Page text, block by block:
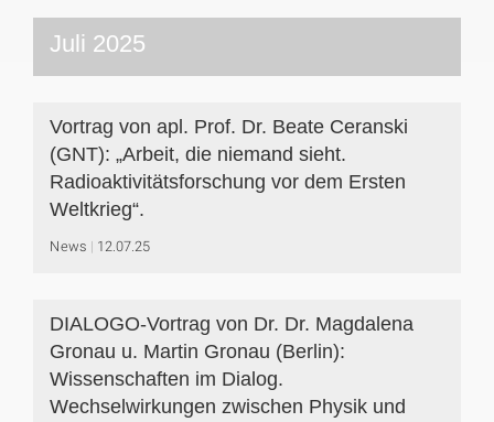
Juli 2025
Vortrag von apl. Prof. Dr. Beate Ceranski
(GNT): „Arbeit, die niemand sieht.
Radioaktivitätsforschung vor dem Ersten
Weltkrieg“.
News 12.07.25
DIALOGO-Vortrag von Dr. Dr. Magdalena
Gronau u. Martin Gronau (Berlin):
Wissenschaften im Dialog.
Wechselwirkungen zwischen Physik und